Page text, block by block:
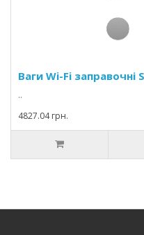
Ваги Wi-Fi заправочні
..
4827.04 грн.